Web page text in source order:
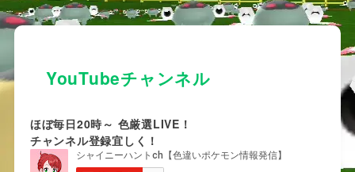
YouTubeチャンネル
ほぼ毎日20時～ 色厳選LIVE！
チャンネル登録宜しく！